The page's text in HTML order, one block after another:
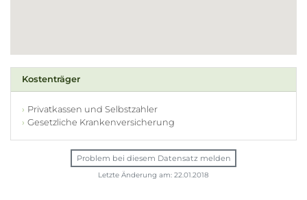
Kostenträger
Privatkassen und Selbstzahler
Gesetzliche Krankenversicherung
Problem bei diesem Datensatz melden
Letzte Änderung am: 22.01.2018